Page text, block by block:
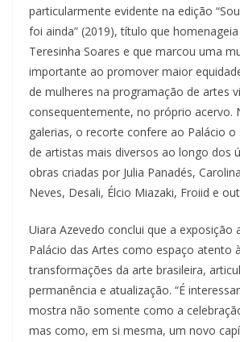
particularmente evidente na edição
foi ainda” (2019), título que
Teresinha Soares e que marcou uma
importante ao promover maior
de mulheres na programação de artes
consequentemente, no próprio acervo.
galerias, o recorte confere ao Palácio o
de artistas mais diversos ao longo dos
obras criadas por Julia Panadés,
Neves, Desali, Élcio Miazaki, Froiid e
Uiara Azevedo conclui que a exposição
Palácio das Artes como espaço atento
transformações da arte brasileira,
permanência e atualização. “É
mostra não somente como a
mas como, em si mesma, um novo